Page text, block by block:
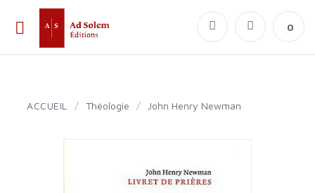
0
ACCUEIL / Théologie / John Henry Newman